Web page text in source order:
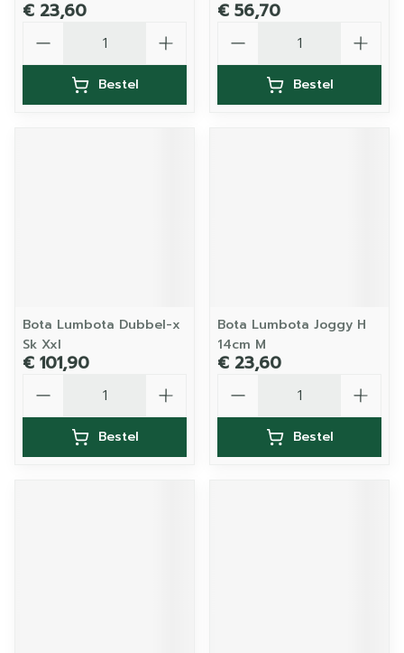
€ 23,60
Bestel
€ 56,70
Bestel
Bota Lumbota Dubbel-x
Sk Xxl
€ 101,90
Bestel
Bota Lumbota Joggy H
14cm M
€ 23,60
Bestel